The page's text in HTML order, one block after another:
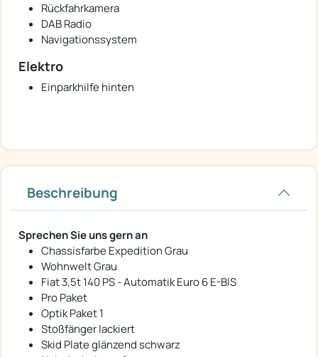
Rückfahrkamera
DAB Radio
Navigationssystem
Elektro
Einparkhilfe hinten
Beschreibung
Sprechen Sie uns gern an
Chassisfarbe Expedition Grau
Wohnwelt Grau
Fiat 3,5t 140 PS - Automatik Euro 6 E-BIS
Pro Paket
Optik Paket 1
Stoßfänger lackiert
Skid Plate glänzend schwarz